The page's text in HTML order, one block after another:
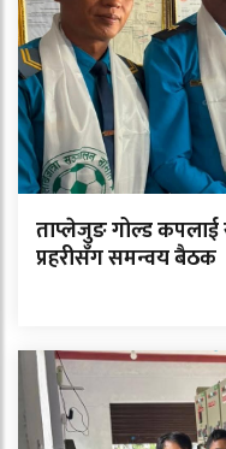
ताप्लेजुङ गोल्ड कपलाई
प्रहरीसँग समन्वय बैठक